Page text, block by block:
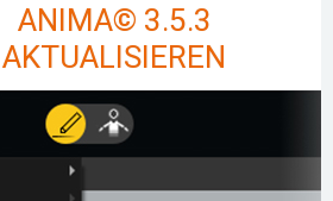
ANIMA© 3.5.3
AKTUALISIEREN